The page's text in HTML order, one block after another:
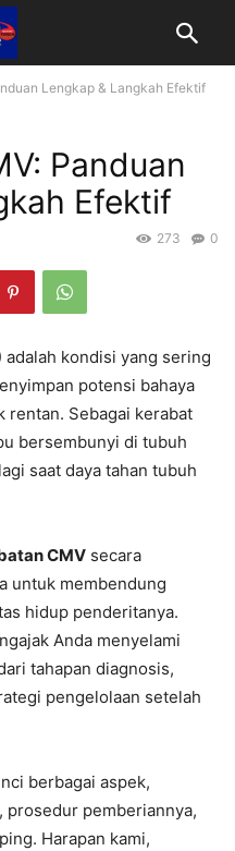
Lengkap & Langkah Efektif
Panduan
Efektif
0
273
kondisi yang sering
potensi bahaya
rentan. Sebagai kerabat
bersembunyi di tubuh
saat daya tahan tubuh
CMV secara
untuk membendung
hidup penderitanya.
Anda menyelami
tahapan diagnosis,
pengelolaan setelah
berbagai aspek,
pemberiannya,
Harapan kami,